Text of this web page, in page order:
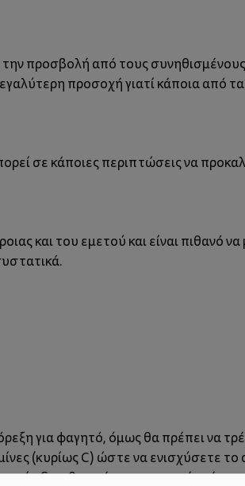
την προσβολή από τους
προσοχή γιατί κάποια από
σε κάποιες περιπτώσεις να
και του εμετού και είναι πιθανό
για φαγητό, όμως θα πρέπει να
(κυρίως C) ώστε να ενισχύσετε το
θα πρέπει για μερικές μέρες